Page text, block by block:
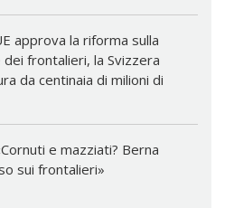
approva la riforma sulla
frontalieri, la Svizzera
da centinaia di milioni di
e mazziati? Berna
sui frontalieri»